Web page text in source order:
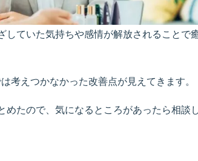
ていた気持ちや感情が解放されることで
考えつかなかった改善点が見えてきます。
たので、気になるところがあったら相談